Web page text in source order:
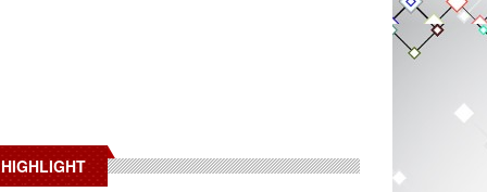
HIGHLIGHT